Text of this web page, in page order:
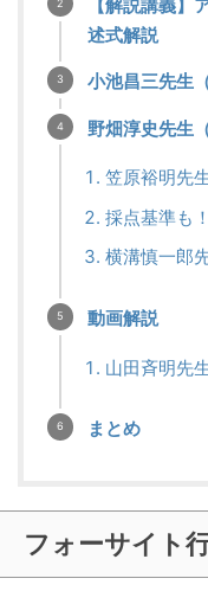
【解説講義】
述式解説
小池昌三先生
野畑淳史先生
笠原裕明先
採点基準も
横溝慎一郎
動画解説
山田斉明先
まとめ
フォーサイト